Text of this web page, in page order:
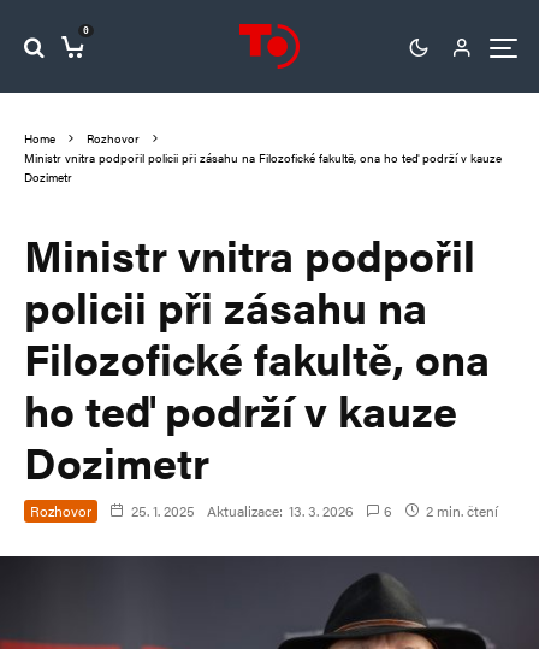
0
Home
Rozhovor
Ministr vnitra podpořil policii při zásahu na Filozofické fakultě, ona ho teď podrží v kauze
Dozimetr
Ministr vnitra podpořil
policii při zásahu na
Filozofické fakultě, ona
ho teď podrží v kauze
Dozimetr
Rozhovor 25. 1. 2025 Aktualizace: 13. 3. 2026 6 2 min. čtení